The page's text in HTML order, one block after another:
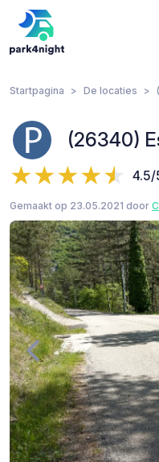
Startpagina De locaties
(26340)
4.5/
Gemaakt op 23.05.2021 door